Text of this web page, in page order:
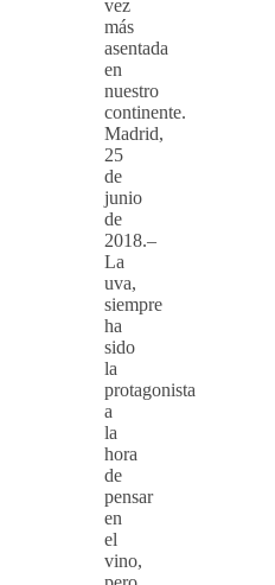
vez
más
asentada
en
nuestro
continente.
Madrid,
25
de
junio
de
2018.–
La
uva,
siempre
ha
sido
la
protagonista
a
la
hora
de
pensar
en
el
vino,